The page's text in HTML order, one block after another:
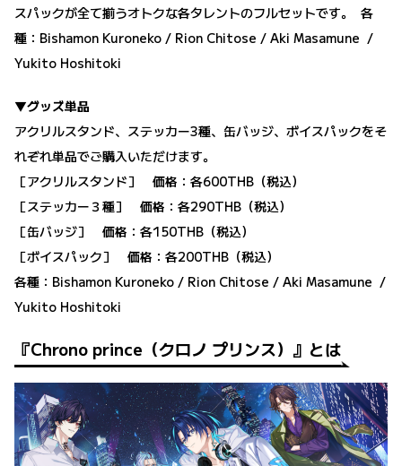
スパックが全て揃うオトクな各タレントのフルセットです。 各
種：Bishamon Kuroneko / Rion Chitose / Aki Masamune /
Yukito Hoshitoki
▼グッズ単品
アクリルスタンド、ステッカー3種、缶バッジ、ボイスパックをそ
れぞれ単品でご購入いただけます。
［アクリルスタンド］ 価格：各600THB（税込）
［ステッカー３種］ 価格：各290THB（税込）
［缶バッジ］ 価格：各150THB（税込）
［ボイスパック］ 価格：各200THB（税込）
各種：Bishamon Kuroneko / Rion Chitose / Aki Masamune /
Yukito Hoshitoki
『Chrono prince（クロノ プリンス）』とは